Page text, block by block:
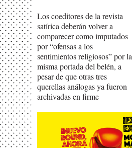
Los coeditores de la revista
satírica deberán volver a
comparecer como imputados
por “ofensas a los
sentimientos religiosos” por la
misma portada del belén, a
pesar de que otras tres
querellas análogas ya fueron
archivadas en firme